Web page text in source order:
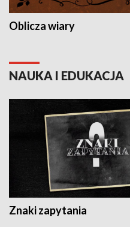
Oblicza wiary
NAUKA I EDUKACJA
Znaki zapytania